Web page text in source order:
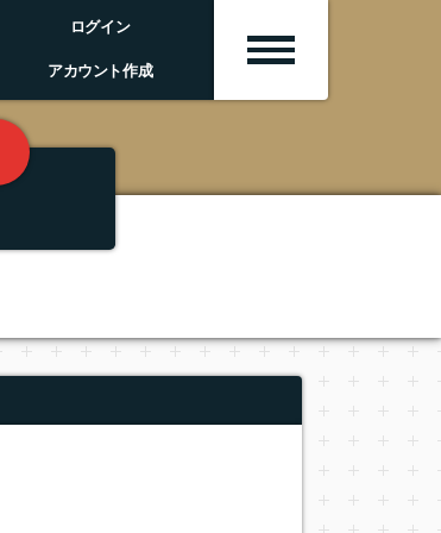
ログイン
アカウント作成